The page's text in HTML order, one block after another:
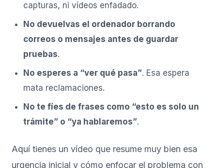
capturas, ni vídeos enfadado.
No devuelvas el ordenador borrando
correos o mensajes antes de guardar
pruebas.
No esperes a “ver qué pasa”. Esa espera
mata reclamaciones.
No te fíes de frases como “esto es solo un
trámite” o “ya hablaremos”.
Aquí tienes un vídeo que resume muy bien esa
urgencia inicial y cómo enfocar el problema con